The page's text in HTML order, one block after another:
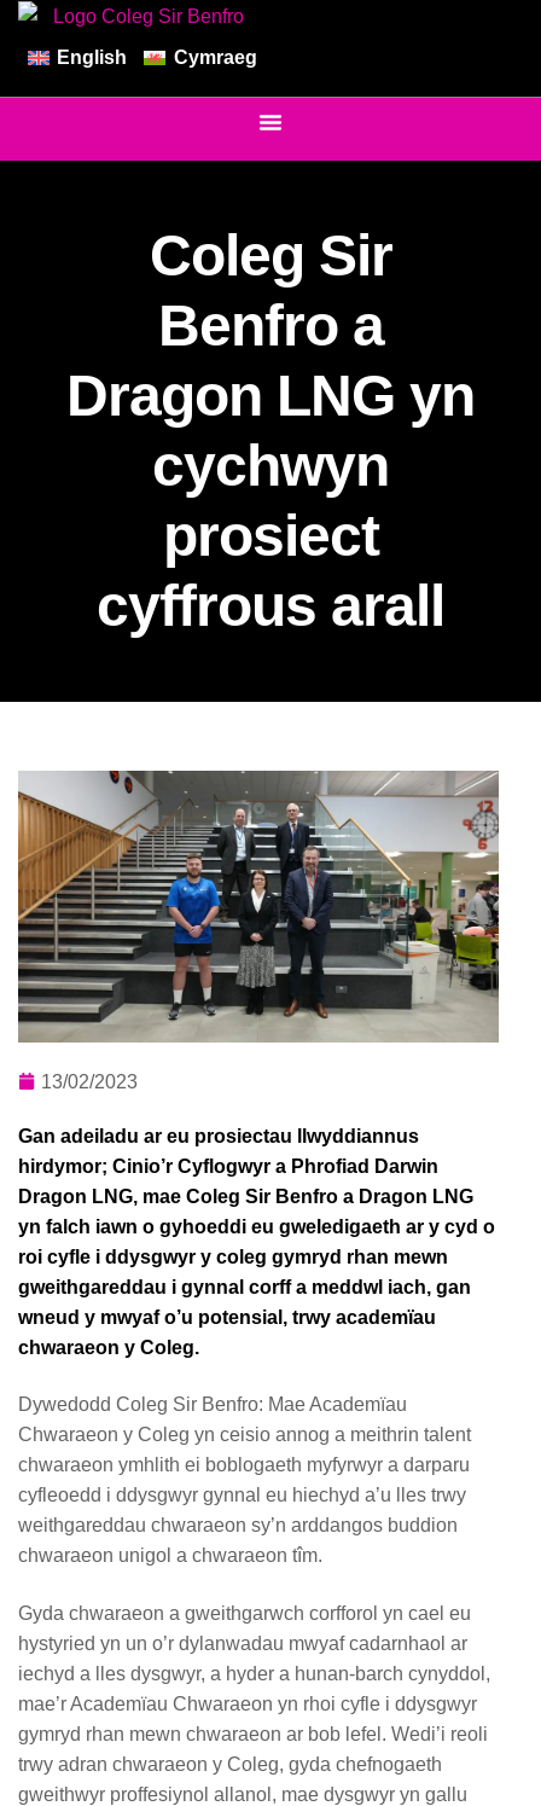
English Cymraeg
Coleg Sir
Benfro a
Dragon LNG yn
cychwyn
prosiect
cyffrous arall
13/02/2023
Gan adeiladu ar eu prosiectau llwyddiannus
hirdymor; Cinio’r Cyflogwyr a Phrofiad Darwin
Dragon LNG, mae Coleg Sir Benfro a Dragon LNG
yn falch iawn o gyhoeddi eu gweledigaeth ar y cyd o
roi cyfle i ddysgwyr y coleg gymryd rhan mewn
gweithgareddau i gynnal corff a meddwl iach, gan
wneud y mwyaf o’u potensial, trwy academïau
chwaraeon y Coleg.
Dywedodd Coleg Sir Benfro: Mae Academïau
Chwaraeon y Coleg yn ceisio annog a meithrin talent
chwaraeon ymhlith ei boblogaeth myfyrwyr a darparu
cyfleoedd i ddysgwyr gynnal eu hiechyd a’u lles trwy
weithgareddau chwaraeon sy’n arddangos buddion
chwaraeon unigol a chwaraeon tîm.
Gyda chwaraeon a gweithgarwch corfforol yn cael eu
hystyried yn un o’r dylanwadau mwyaf cadarnhaol ar
iechyd a lles dysgwyr, a hyder a hunan-barch cynyddol,
mae’r Academïau Chwaraeon yn rhoi cyfle i ddysgwyr
gymryd rhan mewn chwaraeon ar bob lefel. Wedi’i reoli
trwy adran chwaraeon y Coleg, gyda chefnogaeth
gweithwyr proffesiynol allanol, mae dysgwyr yn gallu